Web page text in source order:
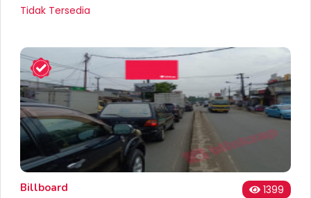
Tidak Tersedia
Billboard
1399